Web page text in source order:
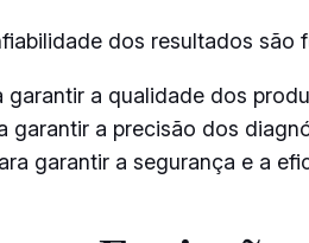
dos resultados são
garantir a qualidade dos
garantir a precisão dos
garantir a segurança e a